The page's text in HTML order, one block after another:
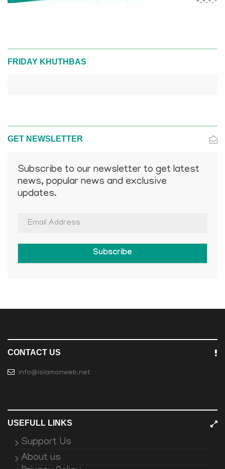
FRIDAY KHUTHBAS
GET NEWSLETTER
Subscribe to our newsletter to get latest
news, popular news and exclusive
updates.
Subscribe
CONTACT US
info@islamonweb.net
USEFULL LINKS
Support Us
About us